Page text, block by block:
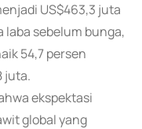
US$463,3 juta
sebelum bunga,
54,7 persen
juta.
ekspektasi
global yang